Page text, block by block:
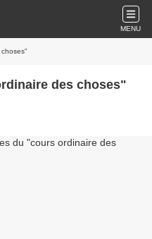
MENU
des choses"